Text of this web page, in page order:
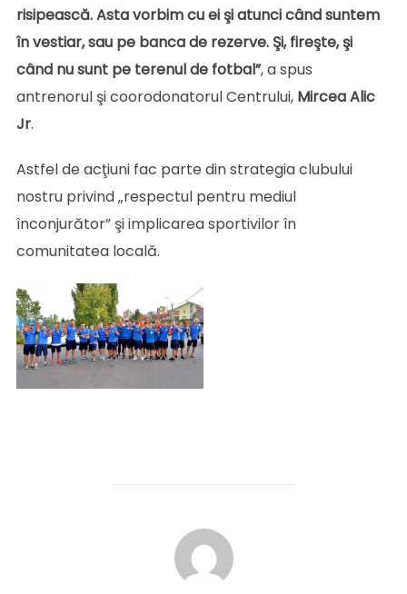
risipească. Asta vorbim cu ei şi atunci când suntem
în vestiar, sau pe banca de rezerve. Şi, fireşte, şi
când nu sunt pe terenul de fotbal”, a spus
antrenorul şi coorodonatorul Centrului, Mircea Alic
Jr.
Astfel de acţiuni fac parte din strategia clubului
nostru privind „respectul pentru mediul
înconjurător” şi implicarea sportivilor în
comunitatea locală.
AUTOR ARTICOL